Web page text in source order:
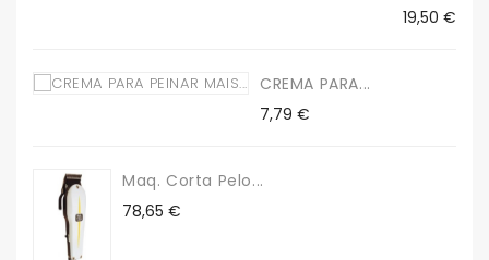
Precio
19,50 €
CREMA PARA...
Precio
7,79 €
Maq. Corta Pelo...
Precio
78,65 €